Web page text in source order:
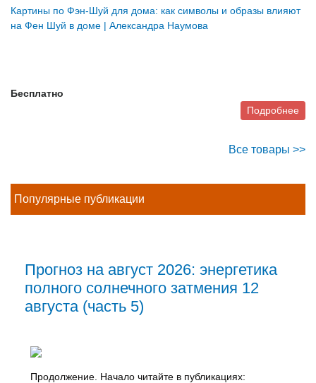
Картины по Фэн-Шуй для дома: как символы и образы влияют
на Фен Шуй в доме | Александра Наумова
Бесплатно
Подробнее
Все товары >>
Популярные публикации
Прогноз на август 2026: энергетика
полного солнечного затмения 12
августа (часть 5)
Продолжение. Начало читайте в публикациях: